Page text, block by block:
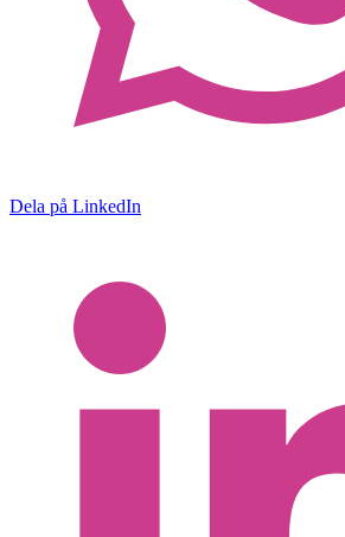
Dela på LinkedIn